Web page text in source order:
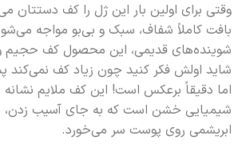
وقتی برای اولین بار این ژل را کف دستتان
بافت کاملاً شفاف، سبک و بی‌بو مواجه
شوینده‌های قدیمی، این محصول کف حجیم و
شاید اولش فکر کنید چون زیاد کف نمی‌کند
اما دقیقاً برعکس است! این کف ملایم نشانه
شیمیایی خشن است که به جای آسیب زدن،
ابریشمی روی پوست سر می‌خورد.